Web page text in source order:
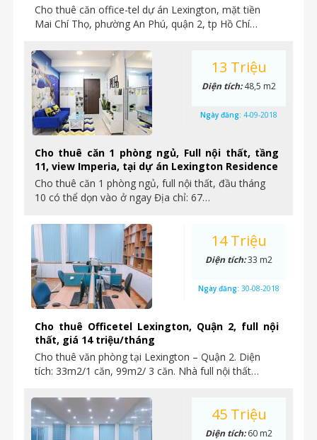
Cho thuê căn office-tel dự án Lexington, mặt tiền
Mai Chí Thọ, phường An Phú, quận 2, tp Hồ Chí…
Cho thuê căn 1 phòng ngủ, Full nội thất, tầng
11, view Imperia, tại dự án Lexington Residence
Cho thuê căn 1 phòng ngủ, full nội thất, đầu tháng
10 có thể dọn vào ở ngay Địa chỉ: 67…
13 Triệu
Diện tích:48,5 m2
Ngày đăng: 4-09-2018
Cho thuê Officetel Lexington, Quận 2, full nội
thất, giá 14 triệu/tháng
Cho thuê văn phòng tại Lexington – Quận 2. Diện
tích: 33m2/1 căn, 99m2/ 3 căn. Nhà full nội thất…
14 Triệu
Diện tích:33 m2
Ngày đăng: 30-08-2018
45 Triệu
Diện tích:60 m2